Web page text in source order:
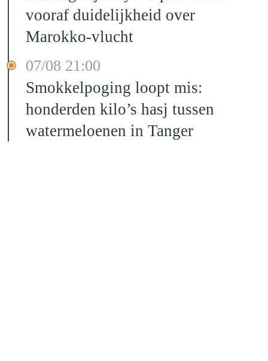
vooraf duidelijkheid over
Marokko-vlucht
07/08 21:00
Smokkelpoging loopt mis:
honderden kilo’s hasj tussen
watermeloenen in Tanger